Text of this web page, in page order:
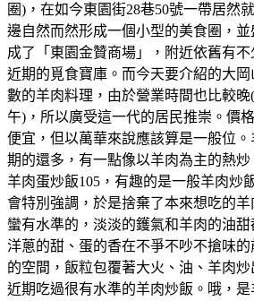
圈)，在如今東園街28巷50號一帶居然
邊自然而然形成一個小型的美食圈，
成了「東園金贊商場」，附近依舊有
近期的覓食寶庫。而今天要介紹的大
數的羊肉料理，由於營業時間也比較
午)，所以廣受這一代的居民推崇。價
便宜，但以萬華來說應該算是一般位
期的還多，有一點像以羊肉為主的熱炒
羊肉蛋炒飯105，有趣的是一般羊肉炒
會特別強調，於是捨棄了本來想吃的
蠻有水準的，淡淡的鑊氣和羊肉的油
洋蔥的甜、蛋的香在不爭不吵不搶味
的空間，飯粒包覆著大火、油、羊肉
近期吃過很有水準的羊肉炒飯。哦，